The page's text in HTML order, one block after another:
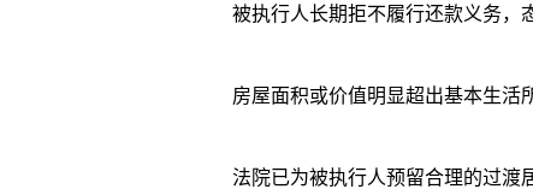
被执行人长期拒不履行还款义务，
房屋面积或价值明显超出基本生活
法院已为被执行人预留合理的过渡